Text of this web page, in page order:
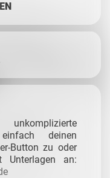
deinen
Button zu oder
an: